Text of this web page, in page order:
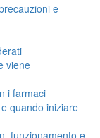
e
viene
i farmaci
quando iniziare
funzionamento e